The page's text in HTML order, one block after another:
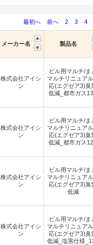
最初へ
前へ 2 3 4
メーカー名 製品名
株式会社アイシ
ン
ビル用マルチ/ま
マルチリニュア
応(エグゼア3)臭
低減_都市ガス
株式会社アイシ
ン
ビル用マルチ/ま
マルチリニュア
応(エグゼア3)臭
低減_都市ガス
株式会社アイシ
ン
ビル用マルチ/ま
マルチリニュア
応(エグゼア3)臭
低減
株式会社アイシ
ン
ビル用マルチ/ま
マルチリニュア
応(エグゼア3)臭
低減_塩害仕様